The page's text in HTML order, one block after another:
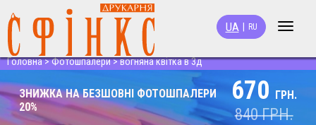
Toggle
UA RU
Головна>Фотошпалери>вогняна квітка в 3д
ЗНИЖКА НА БЕЗШОВНІ ФОТОШПАЛЕРИ
20%
670 ГРН.
840ГРН.